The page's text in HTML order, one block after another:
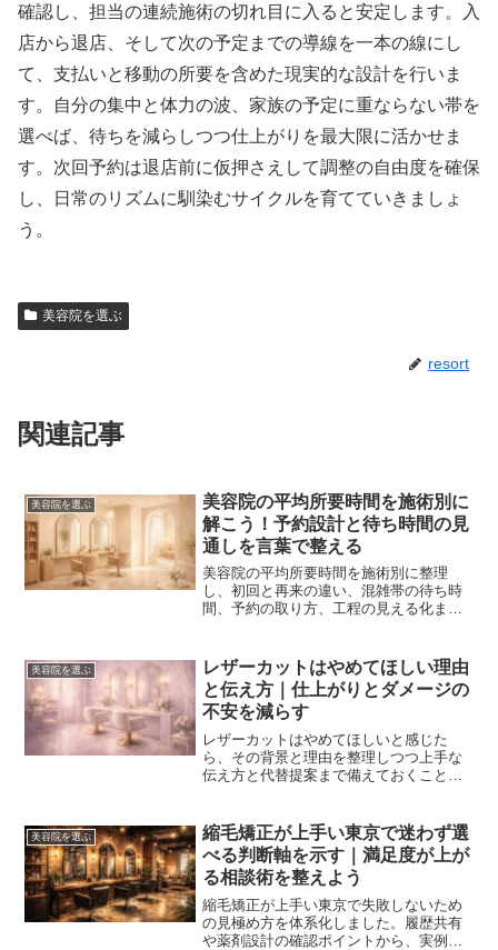
確認し、担当の連続施術の切れ目に入ると安定します。入
店から退店、そして次の予定までの導線を一本の線にし
て、支払いと移動の所要を含めた現実的な設計を行いま
す。自分の集中と体力の波、家族の予定に重ならない帯を
選べば、待ちを減らしつつ仕上がりを最大限に活かせま
す。次回予約は退店前に仮押さえして調整の自由度を確保
し、日常のリズムに馴染むサイクルを育てていきましょ
う。
美容院を選ぶ
resort
関連記事
美容院を選ぶ
美容院の平均所要時間を施術別に
解こう！予約設計と待ち時間の見
通しを言葉で整える
美容院の平均所要時間を施術別に整理
し、初回と再来の違い、混雑帯の待ち時
間、予約の取り方、工程の見える化まで
無理なく整える手順を解説します。
美容院を選ぶ
レザーカットはやめてほしい理由
と伝え方｜仕上がりとダメージの
不安を減らす
レザーカットはやめてほしいと感じた
ら、その背景と理由を整理しつつ上手な
伝え方と代替提案まで備えておくことが
ームケアで仕上がりの不安を減らしま
す。
美容院を選ぶ
縮毛矯正が上手い東京で迷わず選
べる判断軸を示す｜満足度が上が
る相談術を整えよう
縮毛矯正が上手い東京で失敗しないため
の見極め方を体系化しました。履歴共有
や薬剤設計の確認ポイントから、実例の